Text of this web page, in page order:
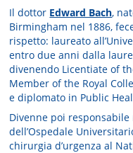
Il dottor Edward Bach,
Birmingham nel 1886,
rispetto: laureato
entro due anni dalla
divenendo Licentiate of
Member of the Royal
e diplomato in Public
Divenne poi responsabile
dell’Ospedale
chirurgia d’urgenza al